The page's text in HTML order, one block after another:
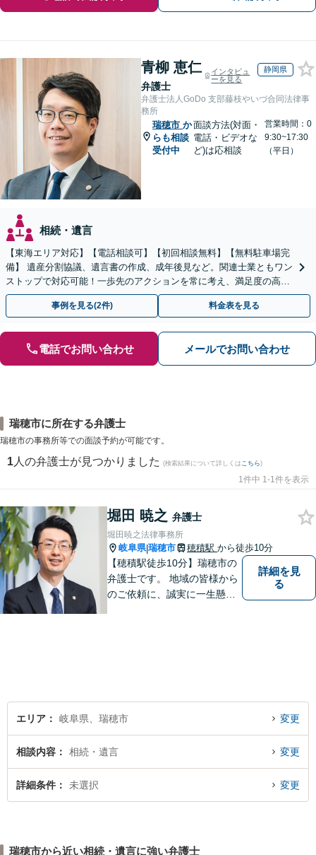
青柳 恵仁
弁護士
インタビュ
ーを見る
静岡県
弁護士法人GoDo 支部藤枝やいづ合同法律事
務所
瑞穂市 か
らも相談
受付中
面談方法(対面・
電話・ビデオな
ど)は応相談
営業時間：0
9:30~17:30
（平日）
相続・遺言
【東海エリア対応】【電話相談可】【初回相談無料】【無料駐車場完
備】 遺産分割協議、遺言書の作成、成年後見など。関連士業ともワン
ストップで対応可能！一歩先のアクションを常に考え、満足度の高い
解決を目指します
事例を見る(2件) 料金表を見る
電話でお問い合わせ メールでお問い合わせ
瑞穂市に所在する弁護士
瑞穂市の事務所等での面談予約が可能です。
1 人の弁護士が見つかりました (検索結果について詳しくは こちら)
1件中 1-1件を表示
堀田 暁之 弁護士
堀田暁之法律事務所
岐阜県|瑞穂市 穂積駅 から徒歩10分
【穂積駅徒歩10分】瑞穂市の
弁護士です。 地域の皆様から
のご依頼に、誠実に一生懸命
詳細を見
る
エリア 岐阜県、瑞穂市 変更
相談内容 相続・遺言 変更
詳細条件 未選択 変更
瑞穂市から近い相続・遺言に強い弁護士